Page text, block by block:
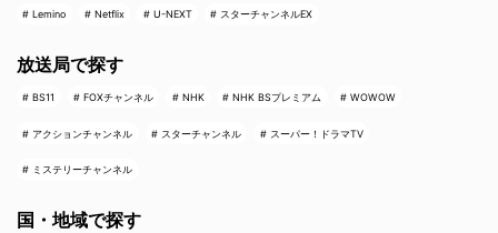
Lemino Netflix U-NEXT スターチャンネルEX
放送局で探す
BS11 FOXチャンネル NHK NHK BSプレミアム WOWOW
アクションチャンネル スターチャンネル スーパー！ドラマTV
ミステリーチャンネル
国・地域で探す